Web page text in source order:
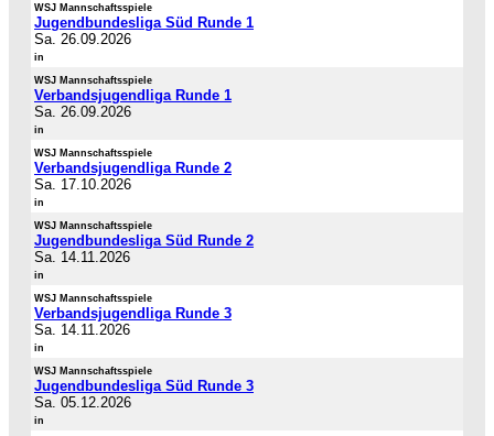
WSJ Mannschaftsspiele
Jugendbundesliga Süd Runde 1
Sa. 26.09.2026
in
WSJ Mannschaftsspiele
Verbandsjugendliga Runde 1
Sa. 26.09.2026
in
WSJ Mannschaftsspiele
Verbandsjugendliga Runde 2
Sa. 17.10.2026
in
WSJ Mannschaftsspiele
Jugendbundesliga Süd Runde 2
Sa. 14.11.2026
in
WSJ Mannschaftsspiele
Verbandsjugendliga Runde 3
Sa. 14.11.2026
in
WSJ Mannschaftsspiele
Jugendbundesliga Süd Runde 3
Sa. 05.12.2026
in